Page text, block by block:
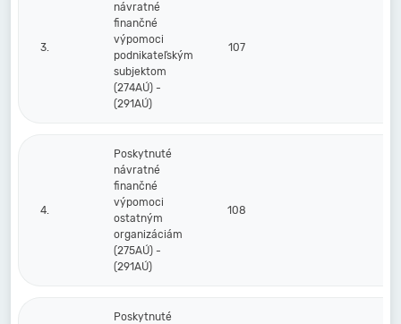
3.
návratné
finančné
výpomoci
podnikateľským
subjektom
(274AÚ) -
(291AÚ)
107
4.
Poskytnuté
návratné
finančné
výpomoci
ostatným
organizáciám
(275AÚ) -
(291AÚ)
108
Poskytnuté